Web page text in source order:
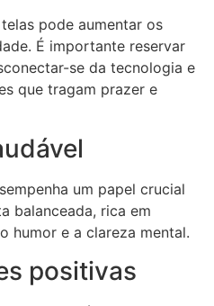
pode aumentar os
É importante reservar
se da tecnologia e
que tragam prazer e
um papel crucial
balanceada, rica em
humor e a clareza mental.
positivas